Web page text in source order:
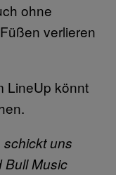
ohne
verlieren
LineUp könnt
schickt uns
Bull Music